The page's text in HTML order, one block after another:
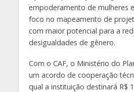
empoderamento de mulheres
foco no mapeamento de
com maior potencial para a
desigualdades de gênero.
Com o CAF, o Ministério do
um acordo de cooperação
qual a instituição destinará R$